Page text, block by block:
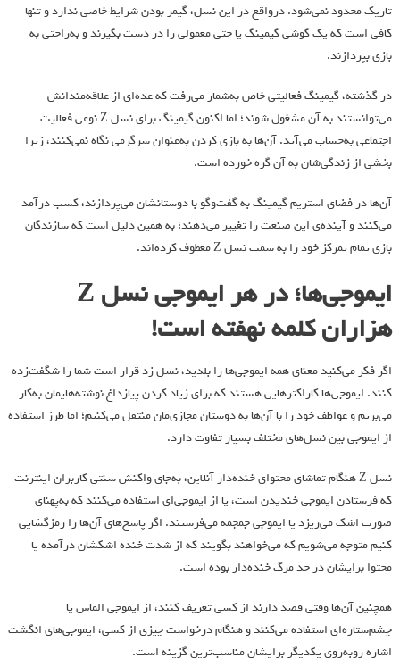
تاریک محدود نمی‌شود. درواقع در این نسل، گیمر بودن شرایط خاصی ندارد و تنها
کافی است که یک گوشی گیمینگ یا حتی معمولی را در دست بگیرند و به‌راحتی به
بازی بپردازند.
در گذشته، گیمینگ فعالیتی خاص به‌شمار می‌رفت که عده‌ای از علاقه‌مندانش
می‌توانستند به آن مشغول شوند؛ اما اکنون گیمینگ برای نسل Z نوعی فعالیت
اجتماعی به‌حساب می‌آید. آن‌ها به بازی کردن به‌عنوان سرگرمی نگاه نمی‌کنند، زیرا
بخشی از زندگی‌شان به آن گره خورده است.
آن‌ها در فضای استریم گیمینگ به گفت‌وگو با دوستانشان می‌پردازند، کسب درآمد
می‌کنند و آینده‌ی این صنعت را تغییر می‌دهند؛ به‌ همین دلیل است که سازندگان
بازی تمام تمرکز خود را به سمت نسل Z معطوف کرده‌اند.
ایموجی‌ها؛ در هر ایموجی نسل Z
هزاران کلمه نهفته است!
اگر فکر می‌کنید معنای همه ایموجی‌ها را بلدید، نسل زد قرار است شما را شگفت‌زده
کنند. ایموجی‌ها کاراکترهایی هستند که برای زیاد کردن پیازداغ نوشته‌هایمان به‌کار
می‌بریم و عواطف خود را با آن‌ها به دوستان مجازی‌مان منتقل می‌کنیم؛ اما طرز استفاده
از ایموجی بین نسل‌های مختلف بسیار تفاوت دارد.
نسل Z هنگام تماشای محتوای خنده‌دار آنلاین، به‌جای واکنش سنتی کاربران اینترنت
که فرستادن ایموجی خندیدن است، یا از ایموجی‌ای استفاده می‌کنند که به‌پهنای
صورت اشک می‌ریزد یا ایموجی جمجمه می‌فرستند. اگر پاسخ‌های آن‌ها را رمزگشایی
کنیم متوجه می‌شویم که می‌خواهند بگویند که از شدت خنده اشکشان درآمده یا
محتوا برایشان در حد مرگ خنده‌دار بوده است.
همچنین آن‌ها وقتی قصد دارند از کسی تعریف کنند، از ایموجی الماس یا
چشم‌ستاره‌ای استفاده می‌کنند و هنگام درخواست چیزی از کسی، ایموجی‌های انگشت
اشاره روبه‌روی یکدیگر برایشان مناسب‌ترین گزینه است.